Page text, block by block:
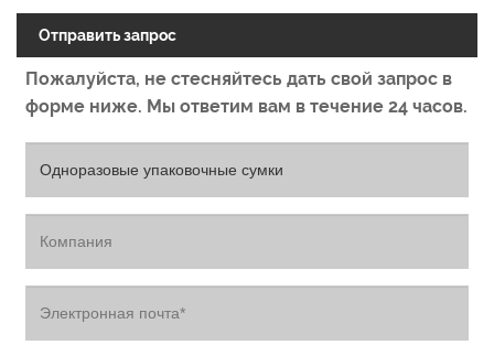
Отправить запрос
Пожалуйста, не стесняйтесь дать свой запрос в
форме ниже. Мы ответим вам в течение 24 часов.